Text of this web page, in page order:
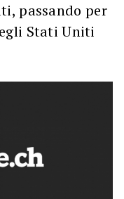
passando per
Stati Uniti